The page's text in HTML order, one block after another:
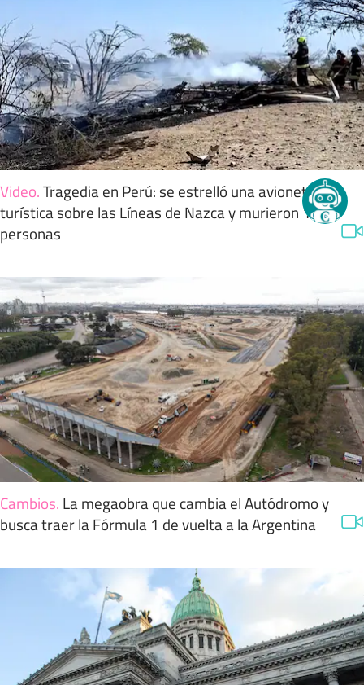
Video.Tragedia en Perú: se estrelló una avioneta
turística sobre las Líneas de Nazca y murieron 13
personas
Cambios. La megaobra que cambia el Autódromo y
busca traer la Fórmula 1 de vuelta a la Argentina